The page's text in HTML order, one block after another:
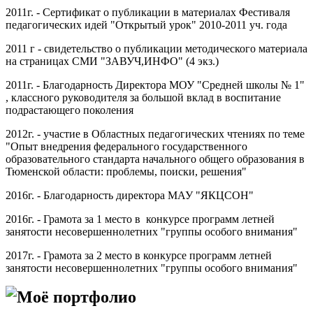
2011г. - Сертификат о публикации в материалах Фестиваля
педагогических идей "Открытый урок" 2010-2011 уч. года
2011 г - свидетельство о публикации методического материала
на страницах СМИ "ЗАВУЧ,ИНФО" (4 экз.)
2011г. - Благодарность Директора МОУ "Средней школы № 1"
, классного руководителя за большой вклад в воспитание
подрастающего поколения
2012г. - участие в Областных педагогических чтениях по теме
"Опыт внедрения федерального государственного
образовательного стандарта начального общего образования в
Тюменской области: проблемы, поиски, решения"
2016г. - Благодарность директора МАУ "ЯКЦСОН"
2016г. - Грамота за 1 место в конкурсе программ летней
занятости несовершеннолетних "группы особого внимания"
2017г. - Грамота за 2 место в конкурсе программ летней
занятости несовершеннолетних "группы особого внимания"
Моё портфолио